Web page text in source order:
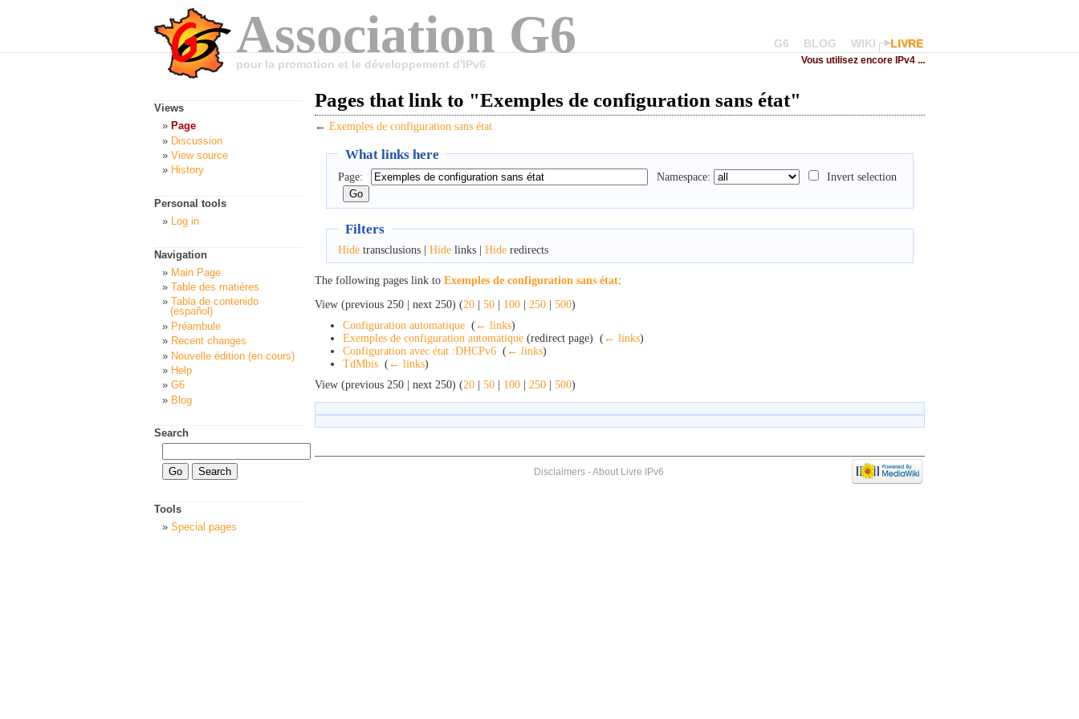
Association G6
pour la promotion et le développement d'IPv6
G6 BLOG WIKI LIVRE
Vous utilisez encore IPv4 ...
Pages that link to "Exemples de configuration sans état"
← Exemples de configuration sans état
What links here
Page: Namespace: Invert selection
Filters
Hidetransclusions | Hidelinks | Hideredirects
The following pages link to Exemples de configuration sans état:
View (previous 250 | next 250) (20 | 50 | 100 | 250 | 500)
Configuration automatique ( ← links)
Exemples de configuration automatique (redirect page) ‎ ( ← links)
Configuration avec état :DHCPv6 ( ← links)
TdMbis ( ← links)
View (previous 250 | next 250) (20 | 50 | 100 | 250 | 500)
Views
Page
Discussion
View source
History
Personal tools
Log in
Navigation
Main Page
Table des matières
Tabla de contenido
(español)
Préambule
Recent changes
Nouvelle édition (en cours)
Help
G6
Blog
Search
Tools
Special pages
Disclaimers-About Livre IPv6